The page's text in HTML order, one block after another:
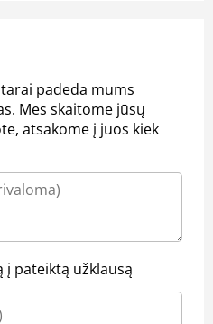
padeda mums
Mes skaitome jūsų
atsakome į juos kiek
į pateiktą užklausą